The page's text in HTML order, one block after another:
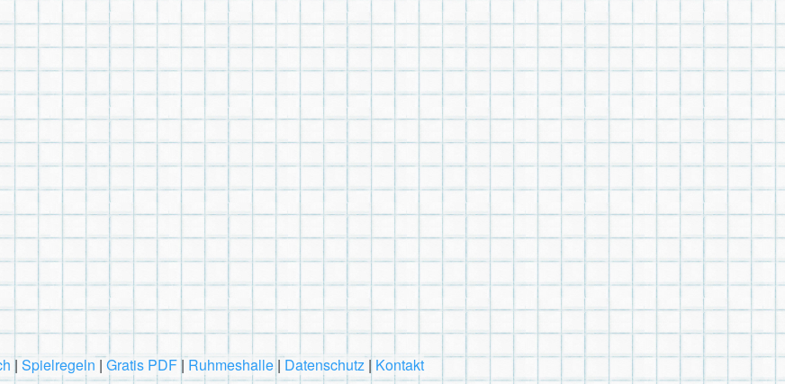
| Spielregeln |Gratis PDF| Ruhmeshalle|Datenschutz| Kontakt